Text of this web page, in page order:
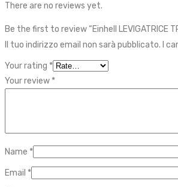
There are no reviews yet.
Be the first to review “Einhell LEVIGATRICE
Il tuo indirizzo email non sarà pubblicato. I
Your rating *
Your review *
Name *
Email *